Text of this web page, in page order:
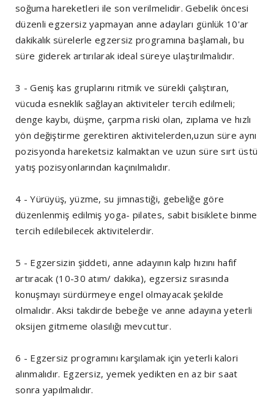
soğuma hareketleri ile son verilmelidir. Gebelik öncesi
düzenli egzersiz yapmayan anne adayları günlük 10'ar
dakikalık sürelerle egzersiz programına başlamalı, bu
süre giderek artırılarak ideal süreye ulaştırılmalıdır.
3 - Geniş kas gruplarını ritmik ve sürekli çalıştıran,
vücuda esneklik sağlayan aktiviteler tercih edilmeli;
denge kaybı, düşme, çarpma riski olan, zıplama ve hızlı
yön değiştirme gerektiren aktivitelerden,uzun süre aynı
pozisyonda hareketsiz kalmaktan ve uzun süre sırt üstü
yatış pozisyonlarından kaçınılmalıdır.
4 - Yürüyüş, yüzme, su jimnastiği, gebeliğe göre
düzenlenmiş edilmiş yoga- pilates, sabit bisiklete binme
tercih edilebilecek aktivitelerdir.
5 - Egzersizin şiddeti, anne adayının kalp hızını hafif
artıracak (10-30 atım/ dakika), egzersiz sırasında
konuşmayı sürdürmeye engel olmayacak şekilde
olmalıdır. Aksi takdirde bebeğe ve anne adayına yeterli
oksijen gitmeme olasılığı mevcuttur.
6 - Egzersiz programını karşılamak için yeterli kalori
alınmalıdır. Egzersiz, yemek yedikten en az bir saat
sonra yapılmalıdır.